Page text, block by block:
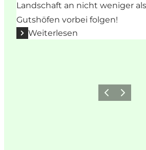
Landschaft an nicht weniger als
Gutshöfen vorbei folgen!
Weiterlesen
Vorherige Folie
Nächste